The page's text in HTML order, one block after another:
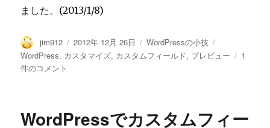
ました。(2013/1/8)
投
稿
者
jim912
投
稿
2012年 12月 26日
カ
テ
WordPressの小技
グ
WordPress, カスタマイズ, カスタムフィールド, プレビュー
ム
1
件のコメント
WordPressでカスタムフィー